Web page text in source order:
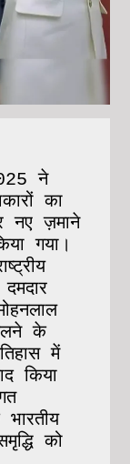
ने
का
नए ज़माने
गया।
के
में
किया
को